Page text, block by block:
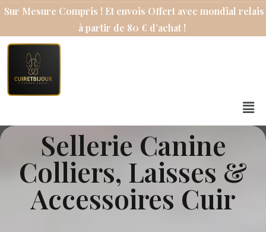
Sur Mesure Compris ! Et envois Offert avec mondial relais
à partir de 80 € d’achat !
Sellerie Canine
Colliers, Laisses &
Accessoires Cuir